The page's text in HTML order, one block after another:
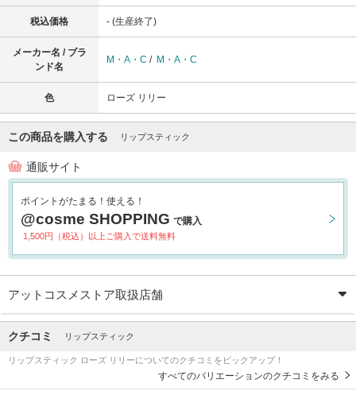
税込価格 - (生産終了)
メーカー名 / ブラ
ンド名
M・A・C / M・A・C
色 ローズ リリー
この商品を購入する リップスティック
通販サイト
ポイントがたまる！使える！
@cosme SHOPPING で購入
1,500円（税込）以上ご購入で送料無料
アットコスメストア取扱店舗
クチコミ リップスティック
リップスティック ローズ リリーについてのクチコミをピックアップ！
すべてのバリエーションのクチコミをみる